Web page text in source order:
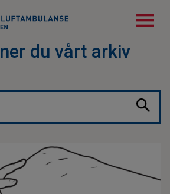
menu
du vårt arkiv